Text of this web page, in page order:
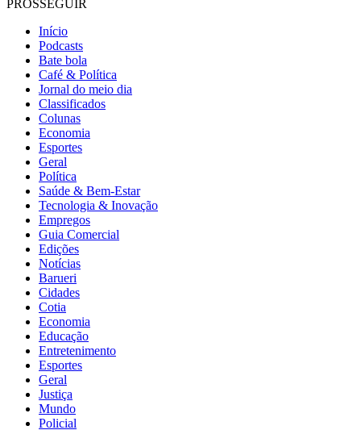
PROSSEGUIR
Início
Podcasts
Bate bola
Café & Política
Jornal do meio dia
Classificados
Colunas
Economia
Esportes
Geral
Política
Saúde & Bem-Estar
Tecnologia & Inovação
Empregos
Guia Comercial
Edições
Notícias
Barueri
Cidades
Cotia
Economia
Educação
Entretenimento
Esportes
Geral
Justiça
Mundo
Policial